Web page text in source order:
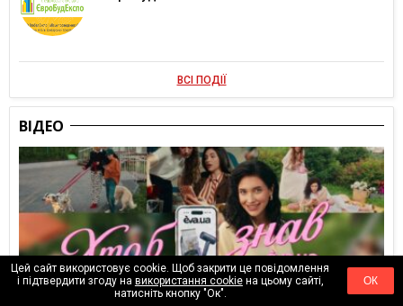
ВСІ ПОДІЇ
ВІДЕО
Цей сайт використовує cookie. Щоб закрити це повідомлення
і підтвердити згоду на використання cookieна цьому сайті,
натисніть кнопку "Ок".
ОК